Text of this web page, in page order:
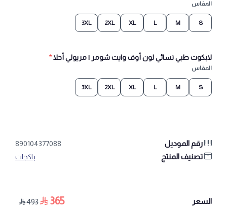
المقاس
S
M
L
XL
2XL
3XL
لابكوت طبي نسائي لون أوف وايت شومر | مريولي أحلا*
المقاس
S
M
L
XL
2XL
3XL
رقم الموديل 890104377088
تصنيف المنتج باكجات
السعر 365
493